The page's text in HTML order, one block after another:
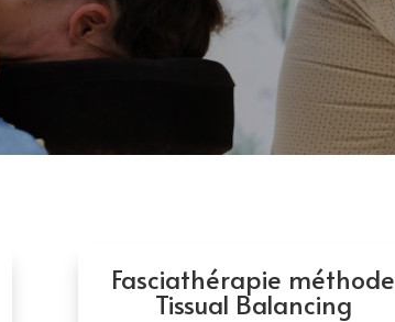
Fasciathérapie méthode
Tissual Balancing